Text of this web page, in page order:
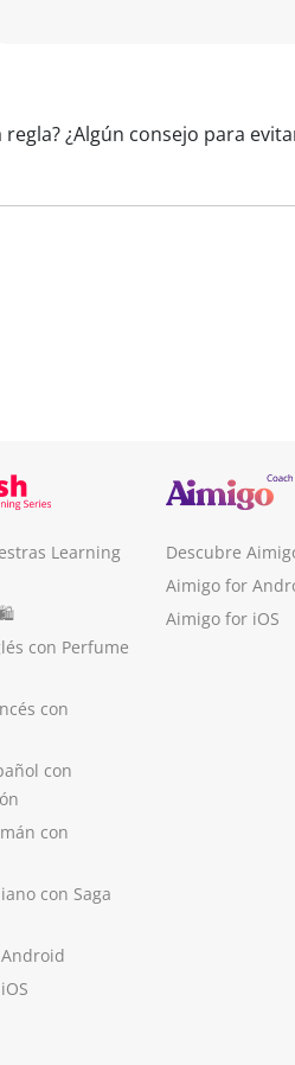
¿Algún consejo para
Learning
🛍
con Perfume
con
con
con
con Saga
Descubre
Aimigo for
Aimigo for iOS